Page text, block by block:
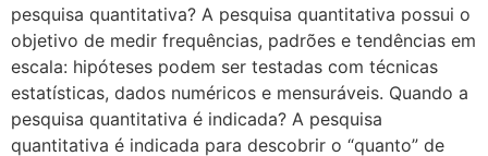
pesquisa quantitativa? A pesquisa quantitativa possui o
objetivo de medir frequências, padrões e tendências em
escala: hipóteses podem ser testadas com técnicas
estatísticas, dados numéricos e mensuráveis. Quando a
pesquisa quantitativa é indicada? A pesquisa
quantitativa é indicada para descobrir o “quanto” de